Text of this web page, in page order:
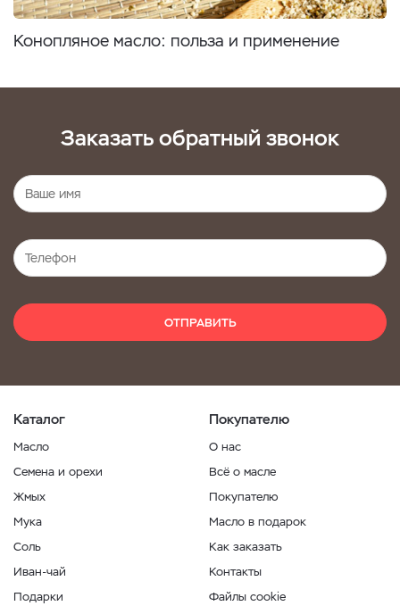
Конопляное масло: польза и применение
Заказать обратный звонок
ОТПРАВИТЬ
Каталог
Масло
Семена и орехи
Жмых
Мука
Соль
Иван-чай
Подарки
Покупателю
О нас
Всё о масле
Покупателю
Масло в подарок
Как заказать
Контакты
Файлы cookie